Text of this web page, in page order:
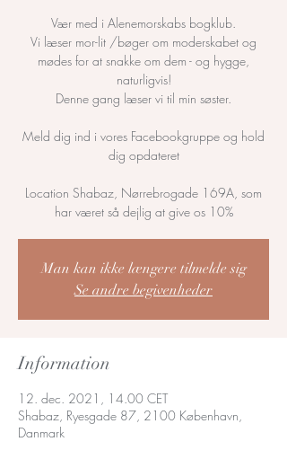
Vær med i Alenemorskabs bogklub.
Vi læser mor-lit /bøger om moderskabet og
mødes for at snakke om dem - og hygge,
naturligvis!
Denne gang læser vi til min søster.
Meld dig ind i vores Facebookgruppe og hold
dig opdateret
Location Shabaz, Nørrebrogade 169A, som
har været så dejlig at give os 10%
Man kan ikke længere tilmelde sig
Se andre begivenheder
Information
12. dec. 2021, 14.00 CET
Shabaz, Ryesgade 87, 2100 København,
Danmark